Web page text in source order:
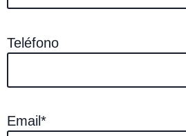
Teléfono
Email*